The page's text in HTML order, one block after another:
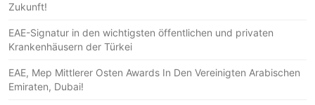
Zukunft!
EAE-Signatur in den wichtigsten öffentlichen und privaten
Krankenhäusern der Türkei
EAE, Mep Mittlerer Osten Awards In Den Vereinigten Arabischen
Emiraten, Dubai!